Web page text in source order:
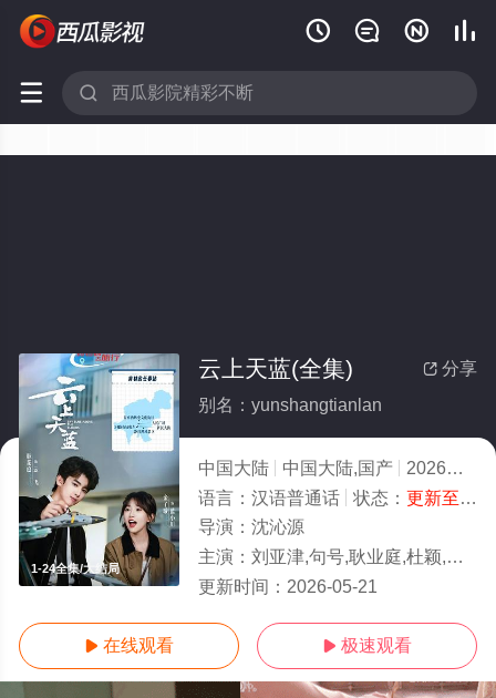
   
 
1-24全集/大结局
 分享
云上天蓝(全集)
别名：yunshangtianlan
中国大陆 中国大陆,国产 2026
7.0
语言： 汉语普通话 状态： 更新至第24集
导演： 沈沁源
主演： 刘亚津,句号,耿业庭,杜颖,金子璇,姚尧,扣卫龙,苗博,祁晨,天赐,姚懿纯,涵镇
更新时间： 2026-05-21
 在线观看  极速观看